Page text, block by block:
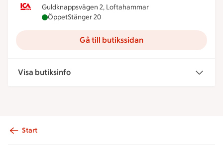
Guldknappsvägen 2, Loftahammar
ICA Nära Loftahammar är öppen nu, stänger
ÖppetStänger 20
Gå till butikssidan
Visa butiksinfo
Start